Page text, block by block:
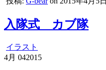
入隊式 カブ隊
イラスト
4月 042015